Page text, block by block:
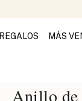
REGALOS MÁS
Anillo de